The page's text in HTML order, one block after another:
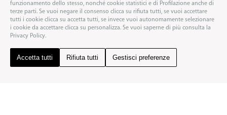
funzionamento dello stesso, nonché cookie statistici e di Profilazione anche di
terze parti. Se vuoi negare il consenso clicca su rifiuta tutti, se vuoi accettare
tutti i cookie clicca su accetta tutti, se invece vuoi autonomamente selezionare
i cookie da accettare clicca su personalizza. Se vuoi saperne di più consulta la
Privacy Policy.
Accetta tutti Rifiuta tutti Gestisci preferenze
Sesso
dati e dichiaro di aver preso visione dellaPrivacy Policy